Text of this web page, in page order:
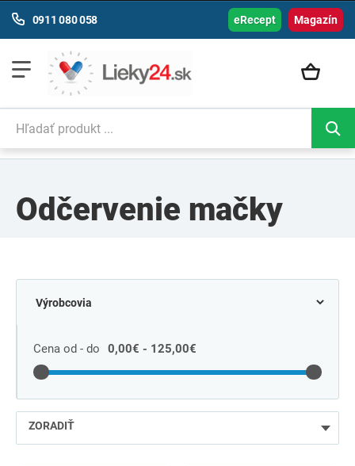
Magazín
0911 080 058 eRecept
Odčervenie mačky
Cena od - do 0,00€ - 125,00€
ZORADIŤ